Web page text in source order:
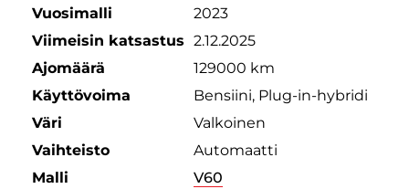
Vuosimalli
2023
Viimeisin katsastus 2.12.2025
Ajomäärä
129000 km
Käyttövoima
Bensiini, Plug-in-hybridi
Väri
Valkoinen
Vaihteisto
Automaatti
Malli
V60